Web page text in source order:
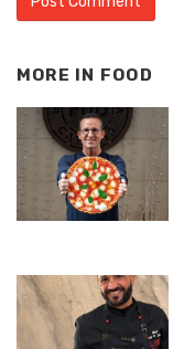
MORE IN FOOD